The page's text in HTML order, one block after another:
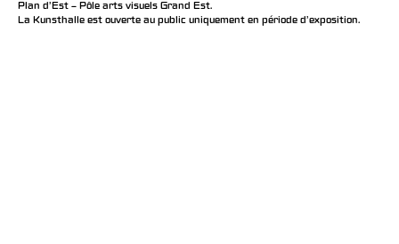
Plan d’Est – Pôle arts visuels Grand Est.
La Kunsthalle est ouverte au public uniquement en période d'exposition.